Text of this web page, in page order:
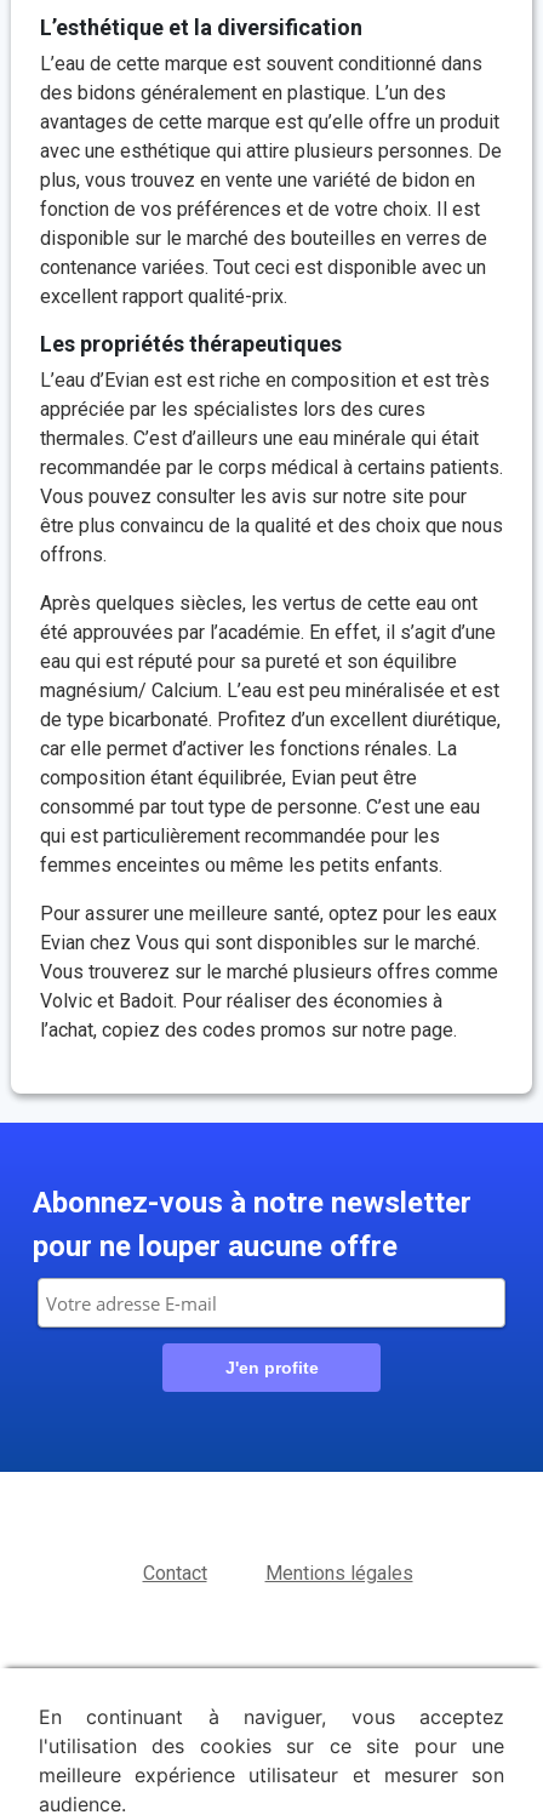
L’esthétique et la diversification
L’eau de cette marque est souvent conditionné dans
des bidons généralement en plastique. L’un des
avantages de cette marque est qu’elle offre un produit
avec une esthétique qui attire plusieurs personnes. De
plus, vous trouvez en vente une variété de bidon en
fonction de vos préférences et de votre choix. Il est
disponible sur le marché des bouteilles en verres de
contenance variées. Tout ceci est disponible avec un
excellent rapport qualité-prix.
Les propriétés thérapeutiques
L’eau d’Evian est est riche en composition et est très
appréciée par les spécialistes lors des cures
thermales. C’est d’ailleurs une eau minérale qui était
recommandée par le corps médical à certains patients.
Vous pouvez consulter les avis sur notre site pour
être plus convaincu de la qualité et des choix que nous
offrons.
Après quelques siècles, les vertus de cette eau ont
été approuvées par l’académie. En effet, il s’agit d’une
eau qui est réputé pour sa pureté et son équilibre
magnésium/ Calcium. L’eau est peu minéralisée et est
de type bicarbonaté. Profitez d’un excellent diurétique,
car elle permet d’activer les fonctions rénales. La
composition étant équilibrée, Evian peut être
consommé par tout type de personne. C’est une eau
qui est particulièrement recommandée pour les
femmes enceintes ou même les petits enfants.
Pour assurer une meilleure santé, optez pour les eaux
Evian chez Vous qui sont disponibles sur le marché.
Vous trouverez sur le marché plusieurs offres comme
Volvic et Badoit. Pour réaliser des économies à
l’achat, copiez des codes promos sur notre page.
Abonnez-vous à notre newsletter
pour ne louper aucune offre
Contact Mentions légales
En continuant à naviguer, vous acceptez
l'utilisation des cookies sur ce site pour une
meilleure expérience utilisateur et mesurer son
audience.